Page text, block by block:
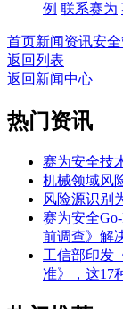
例 联系赛为
首页新闻资讯安
返回列表
返回新闻中心
热门资讯
赛为安全技
机械领域风
风险源识别
赛为安全
前调查》解
工信部印发
准》，这17